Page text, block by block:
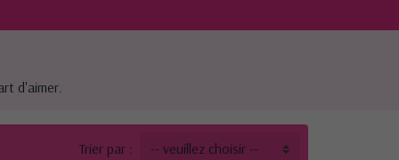
d'aimer.
Trier par : -- veuillez choisir --